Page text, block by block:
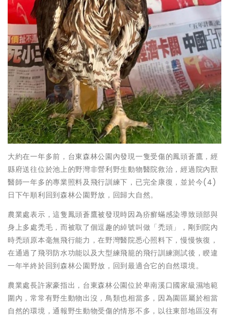
大約在一年多前，台東森林公園內發現一隻受傷的鳳頭蒼鷹，經
縣府送往位於池上的野灣非營利野生動物醫院救治，經過院內獸
醫師一年多的專業照料及飛行訓練下，已完全康復，並於今(4)
日下午順利回到森林公園野放，回歸大自然。
農業處表示，這隻鳳頭蒼鷹被發現時因為疥癬蟎感染導致頭部與
身上多處禿毛，而被取了個逗趣的綽號叫做「禿頭」，剛到院內
時禿頭原本毫無飛行能力，在野灣醫院悉心照料下，慢慢恢復，
在通過了飛羽防水功能以及大型練飛籠的飛行訓練測試後，睽違
一年半終於回到森林公園野放，回到最適合它的自然環境。
農業處長許家豪指出，台東森林公園位於卑南溪口國家級濕地範
圍內，常常有野生動物出沒，鳥類也相當多，因為園區屬於相當
自然的環境，通報野生動物受傷的情形不多，以往東部地區沒有